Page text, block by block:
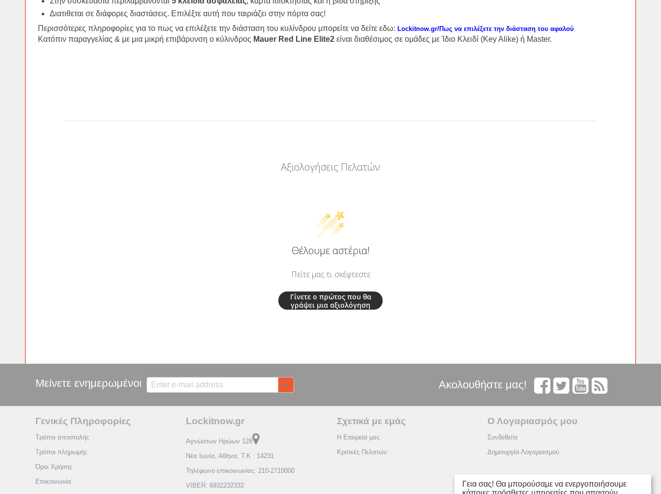
Διατιθεται σε διάφορες διαστάσεις. Επιλέξτε αυτή που ταιριάζει στην πόρτα σας!
Περισσότερες πληροφορίες για το πως να επιλέξετε την διάσταση του κυλίνδρου μπορείτε να δείτε εδω: Lockitnow.gr/Πως να επιλέξετε την διάσταση του αφαλού
Κατόπιν παραγγελίας & με μια μικρή επιβάρυνση ο κύλινδρος Mauer Red Line Elite2 είναι διαθέσιμος σε ομάδες με Ίδιο Κλειδί (Key Alike) ή Master.
Αξιολογήσεις Πελατών
Θέλουμε αστέρια!
Πείτε μας τι σκέφτεστε
Γίνετε ο πρώτος που θα
γράψει μια αξιολόγηση
Μείνετε ενημερωμένοι Ακολουθήστε μας!
Γενικές Πληροφορίες
Τρόποι αποστολής
Τρόποι πληρωμής
Όροι Χρήσης
Επικοινωνία
Lockitnow.gr
Αγνώστων Ηρώων 128
Νέα Ιωνία, Αθήνα, Τ.Κ : 14231
Τηλέφωνο επικοινωνίας: 210-2710000
VIBER: 6932232332
Σχετικά με εμάς
Η Εταιρεία μας
Κριτικές Πελατών
Ο Λογαριασμός μου
Συνδεθείτε
Δημιουργία Λογαριασμού
Γεια σας! Θα μπορούσαμε να ενεργοποιήσουμε